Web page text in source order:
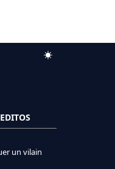
EDITOS
un vilain